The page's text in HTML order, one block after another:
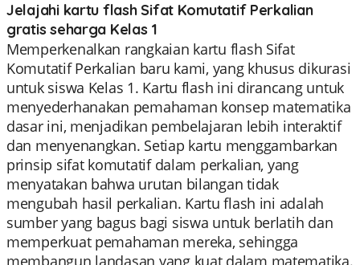
Jelajahi kartu flash Sifat Komutatif Perkalian
gratis seharga Kelas 1
Memperkenalkan rangkaian kartu flash Sifat
Komutatif Perkalian baru kami, yang khusus dikurasi
untuk siswa Kelas 1. Kartu flash ini dirancang untuk
menyederhanakan pemahaman konsep matematika
dasar ini, menjadikan pembelajaran lebih interaktif
dan menyenangkan. Setiap kartu menggambarkan
prinsip sifat komutatif dalam perkalian, yang
menyatakan bahwa urutan bilangan tidak
mengubah hasil perkalian. Kartu flash ini adalah
sumber yang bagus bagi siswa untuk berlatih dan
memperkuat pemahaman mereka, sehingga
membangun landasan yang kuat dalam matematika.